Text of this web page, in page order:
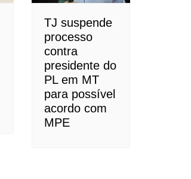
TJ suspende
processo
contra
presidente do
PL em MT
para possível
acordo com
MPE